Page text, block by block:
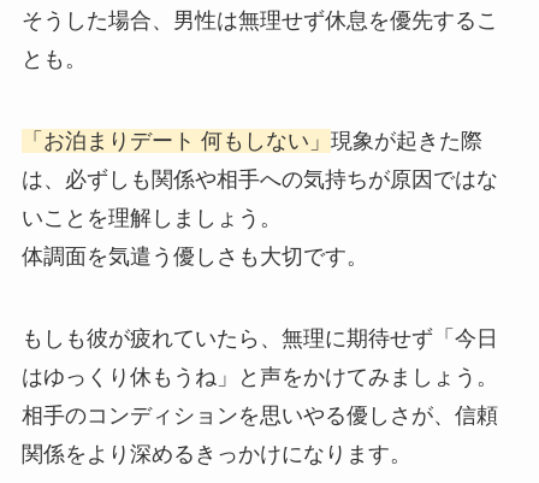
そうした場合、男性は無理せず休息を優先するこ
とも。
「お泊まりデート 何もしない」 現象が起きた際
は、必ずしも関係や相手への気持ちが原因ではな
いことを理解しましょう。
体調面を気遣う優しさも大切です。
もしも彼が疲れていたら、無理に期待せず「今日
はゆっくり休もうね」と声をかけてみましょう。
相手のコンディションを思いやる優しさが、信頼
関係をより深めるきっかけになります。